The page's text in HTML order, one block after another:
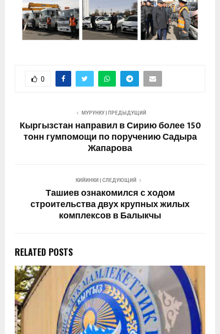
0
МУРУНКУ | ПРЕДЫДУЩИЙ
Кыргызстан направил в Сирию более 150
тонн гумпомощи по поручению Садыра
Жапарова
КИЙИНКИ | СЛЕДУЮЩИЙ
Ташиев ознакомился с ходом
строительства двух крупных жилых
комплексов в Балыкчы
RELATED POSTS